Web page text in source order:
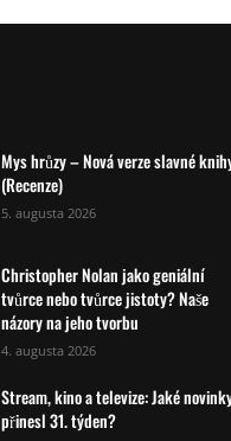
Mys hrůzy – Nová verze slavné
(Recenze)
5. augusta 2026
Christopher Nolan jako geniální
tvůrce nebo tvůrce jistoty? Naše
názory na jeho tvorbu
4. augusta 2026
Stream, kino a televize: Jaké
přinesl 31. týden?